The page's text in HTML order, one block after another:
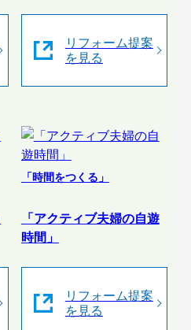
リフォーム提案
を見る
「時間をつくる」
「アクティブ夫婦の自遊
時間」
リフォーム提案
を見る